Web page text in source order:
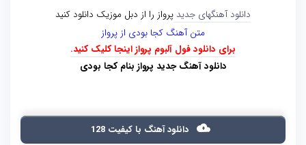
دانلود آهنگهای جدید پرواز را از دبل موزیک دانلود کنید
متن آهنگ کجا بودی از پرواز
برای دانلود فول آلبوم پرواز اینجا کلیک کنید.
دانلود آهنگ جدید پرواز بنام کجا بودی
دانلود آهنگ با کیفیت 128